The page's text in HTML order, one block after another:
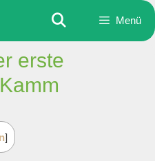
Menü
erste
]